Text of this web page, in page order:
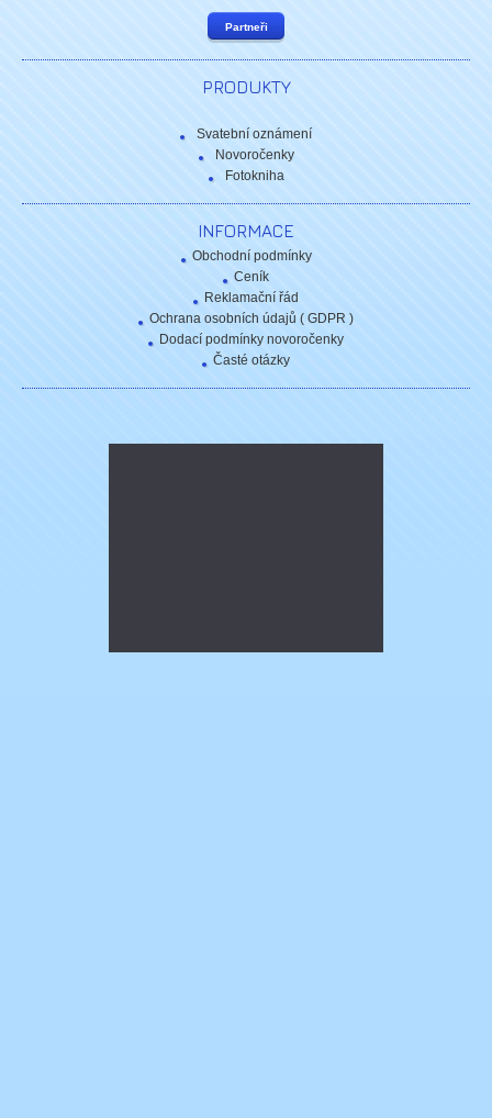
Partneři
PRODUKTY
Svatební oznámení
Novoročenky
Fotokniha
INFORMACE
Obchodní podmínky
Ceník
Reklamační řád
Ochrana osobních údajů ( GDPR )
Dodací podmínky novoročenky
Časté otázky